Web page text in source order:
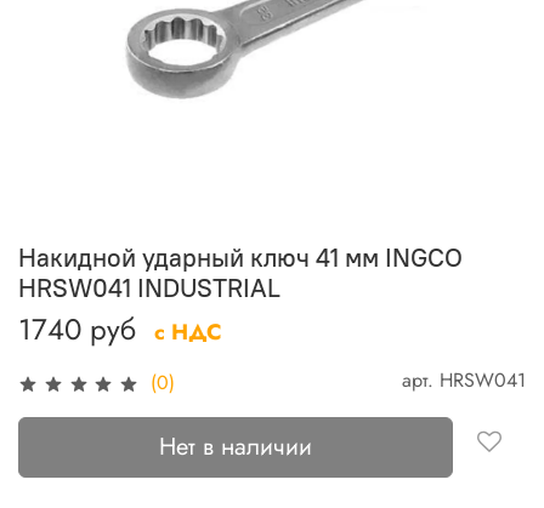
(0) арт. HRSW041
Накидной ударный ключ 41 мм INGCO
HRSW041 INDUSTRIAL
1740 руб с НДС
Нет в наличии